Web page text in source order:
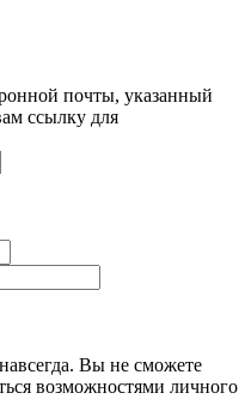
почты, указанный
ссылку для
Вы не сможете
возможностями личного